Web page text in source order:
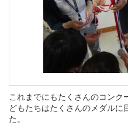
これまでにもたくさんのコン
どもたちはたくさんのメダルに
た。